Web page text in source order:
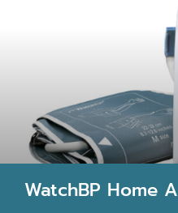
WatchBP Home A